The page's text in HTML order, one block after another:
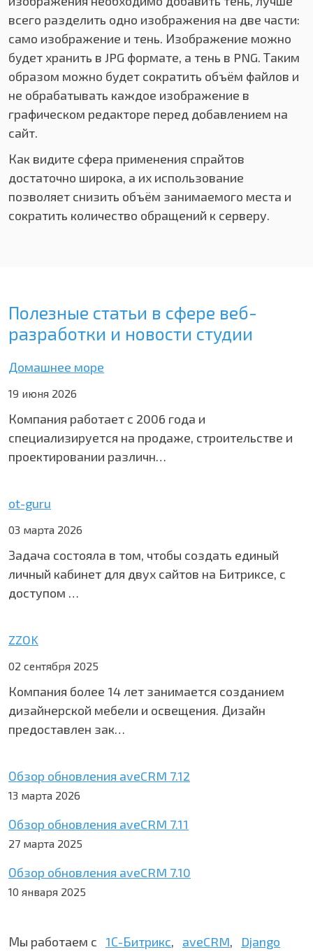
всего разделить одно изображения на две части:
само изображение и тень. Изображение можно
будет хранить в JPG формате, а тень в PNG. Таким
образом можно будет сократить объём файлов и
не обрабатывать каждое изображение в
графическом редакторе перед добавлением на
сайт.
Как видите сфера применения спрайтов
достаточно широка, а их использование
позволяет снизить объём занимаемого места и
сократить количество обращений к серверу.
Полезные статьи в сфере веб-
разработки и новости студии
Домашнее море
19 июня 2026
Компания работает с 2006 года и
специализируется на продаже, строительстве и
проектировании различн…
ot-guru
03 марта 2026
Задача состояла в том, чтобы создать единый
личный кабинет для двух сайтов на Битриксе, с
доступом …
ZZOK
02 сентября 2025
Компания более 14 лет занимается созданием
дизайнерской мебели и освещения. Дизайн
предоставлен зак…
Обзор обновления aveCRM 7.12
13 марта 2026
Обзор обновления aveCRM 7.11
27 марта 2025
Обзор обновления aveCRM 7.10
10 января 2025
Мы работаем с 1С-Битрикс, aveCRM, Django